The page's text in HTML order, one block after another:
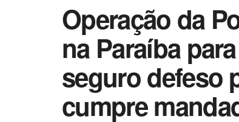
Operação da
na Paraíba
seguro defeso
cumpre